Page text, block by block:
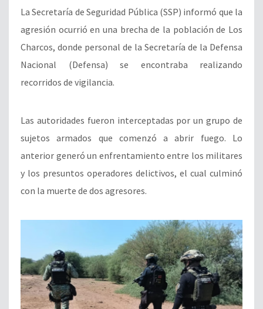
La Secretaría de Seguridad Pública (SSP) informó que la
agresión ocurrió en una brecha de la población de Los
Charcos, donde personal de la Secretaría de la Defensa
Nacional (Defensa) se encontraba realizando
recorridos de vigilancia.
Las autoridades fueron interceptadas por un grupo de
sujetos armados que comenzó a abrir fuego. Lo
anterior generó un enfrentamiento entre los militares
y los presuntos operadores delictivos, el cual culminó
con la muerte de dos agresores.